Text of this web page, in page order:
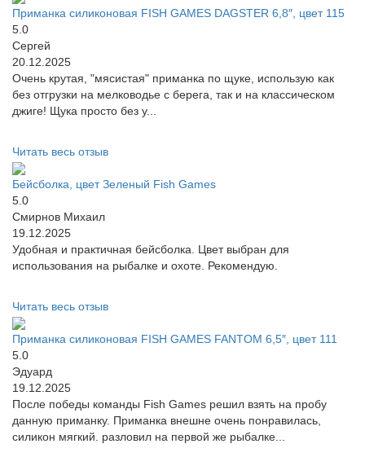
Приманка силиконовая FISH GAMES DAGSTER 6,8″, цвет 115
5.0
Сергей
20.12.2025
Очень крутая, "мясистая" приманка по щуке, использую как
без отгрузки на мелководье с берега, так и на классическом
джиге! Щука просто без у...
Читать весь отзыв
Бейсболка, цвет Зеленый Fish Games
5.0
Смирнов Михаил
19.12.2025
Удобная и практичная бейсболка. Цвет выбран для
использования на рыбалке и охоте. Рекомендую.
Читать весь отзыв
Приманка силиконовая FISH GAMES FANTOM 6,5″, цвет 111
5.0
Эдуард
19.12.2025
После победы команды Fish Games решил взять на пробу
данную приманку. Приманка внешне очень понравилась,
силикон мягкий. разловил на первой же рыбалке...